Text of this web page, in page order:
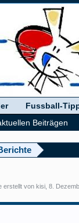
erstellt vonkisi ,8.
Beiträgen
Fussball-